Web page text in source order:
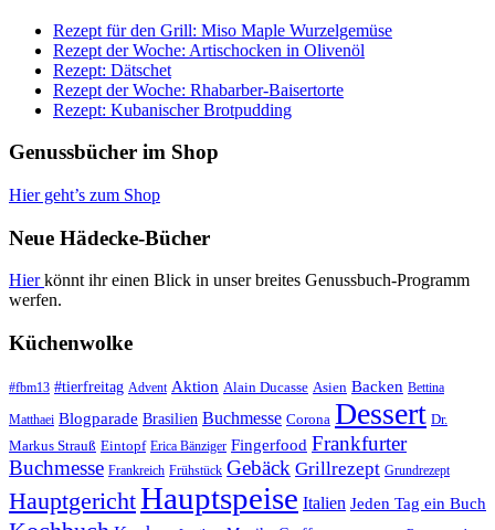
Rezept für den Grill: Miso Maple Wurzelgemüse
Rezept der Woche: Artischocken in Olivenöl
Rezept: Dätschet
Rezept der Woche: Rhabarber-Baisertorte
Rezept: Kubanischer Brotpudding
Genussbücher im Shop
Hier geht’s zum Shop
Neue Hädecke-Bücher
Hierkönnt ihr einen Blick in unser breites Genussbuch-Programm
werfen.
Küchenwolke
#fbm13 #tierfreitag Advent Aktion Alain Ducasse Asien Backen Bettina
Matthaei Blogparade Brasilien Buchmesse Corona Dessert Dr.
Markus Strauß Eintopf Erica Bänziger Fingerfood Frankfurter
Buchmesse Frankreich Frühstück Gebäck Grillrezept Grundrezept
HauptgerichtHauptspeise Italien Jeden Tag ein Buch